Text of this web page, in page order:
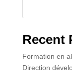
Recent
Formation en
Direction